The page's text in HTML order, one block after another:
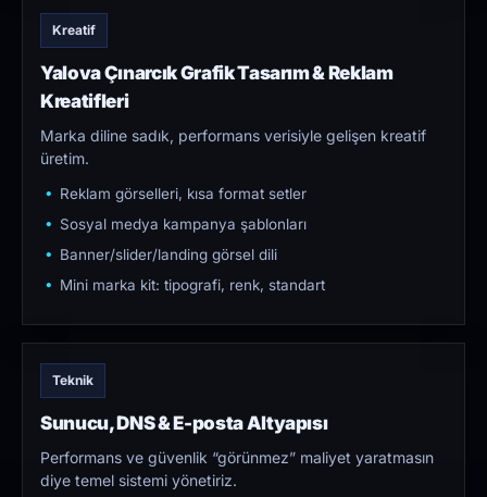
Kreatif
Yalova Çınarcık Grafik Tasarım & Reklam
Kreatifleri
Marka diline sadık, performans verisiyle gelişen kreatif
üretim.
Reklam görselleri, kısa format setler
Sosyal medya kampanya şablonları
Banner/slider/landing görsel dili
Mini marka kit: tipografi, renk, standart
Teknik
Sunucu, DNS & E-posta Altyapısı
Performans ve güvenlik “görünmez” maliyet yaratmasın
diye temel sistemi yönetiriz.